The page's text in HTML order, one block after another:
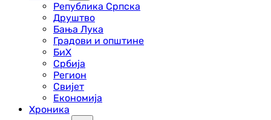
Република Српска
Друштво
Бања Лука
Градови и општине
БиХ
Србија
Регион
Свијет
Економија
Хроника